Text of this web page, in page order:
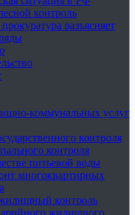
контроль
разъясняет
коммунальных услуг
контроля
контроля
питьевой воды
многоквартирных
контроль
жилищного